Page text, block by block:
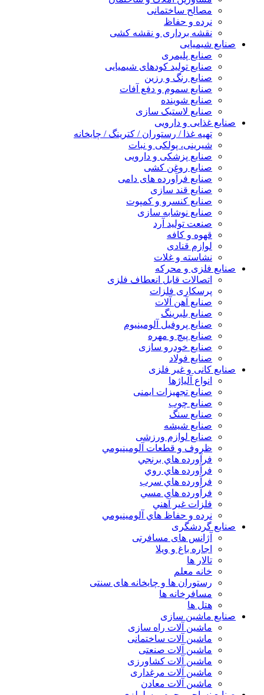
مصالح ساختمانی
نرده و حفاظ
نقشه برداری و نقشه کشی
صنایع شیمیایی
صنایع پلیمری
صنایع تولید کودهای شیمیایی
صنایع رنگ و رزین
صنایع سموم و دفع آفات
صنایع شوینده
صنایع لاستیک سازی
صنایع غذایی و دارویی
تهیه غذا / رستوران / کترینگ / چایخانه
شیرینی، پولکی و نبات
صنایع پزشکی و دارویی
صنایع روغن کشی
صنایع فرآورده های دامی
صنایع قند سازی
صنایع کنسرو و کمپوت
صنایع نوشابه سازی
صنعت تولید آرد
قهوه و کافه
لوازم قنادی
نشاسته و غلات
صنایع فلزی و محرکه
اتصالات قابل انعطاف فلزی
پرسکاری فلزات
صنایع آهن آلات
صنایع بلبرینگ
صنایع پروفیل آلومینیوم
صنایع پیچ و مهره
صنایع خودرو سازی
صنایع فولاد
صنایع کانی و غیر فلزی
انواع آلياژها
صنایع تجهیزات ایمنی
صنایع چوب
صنایع سنگ
صنایع شیشه
صنایع لوازم ورزشی
ظروف و قطعات آلومينيومي
فرآورده هاي برنجي
فرآورده هاي روي
فرآورده هاي سرب
فرآورده هاي مسي
فلزات غير آهني
نرده و حفاظ هاي آلومينيومي
صنایع گردشگری
آژانس های مسافرتی
اجاره باغ و ویلا
تالار ها
خانه معلم
رستوران ها و چایخانه های سنتی
مسافرخانه ها
هتل ها
صنایع ماشین سازی
ماشین آلات راه سازی
ماشین آلات ساختمانی
ماشین آلات صنعتی
ماشین آلات کشاورزی
ماشین آلات مرغداری
ماشین آلات معادن